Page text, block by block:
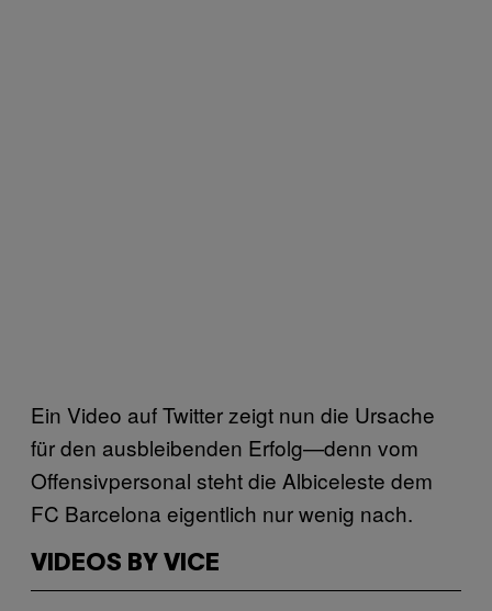
Ein Video auf Twitter zeigt nun die Ursache
für den ausbleibenden Erfolg—denn vom
Offensivpersonal steht die Albiceleste dem
FC Barcelona eigentlich nur wenig nach.
VIDEOS BY VICE